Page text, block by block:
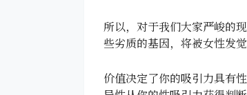
所以，对于我们大家严峻的
些劣质的基因，将被女性发觉
价值决定了你的吸引力具有